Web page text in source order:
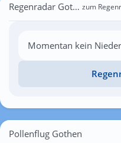
Regenradar Gothen zum
Momentan kein
Pollenflug Gothen